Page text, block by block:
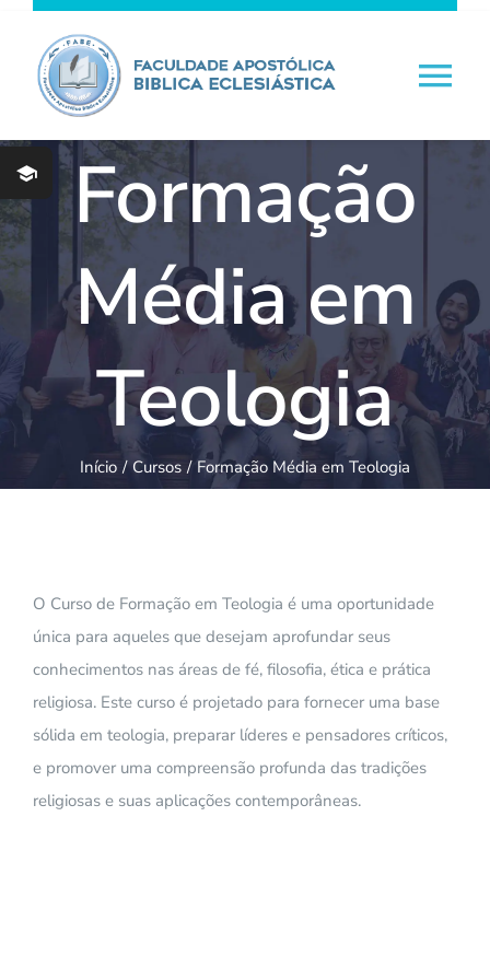
conteúdo
Cursos Livres
Formação
Média em
Teologia
Início Cursos Formação Média em Teologia
O Curso de Formação em Teologia é uma oportunidade
única para aqueles que desejam aprofundar seus
conhecimentos nas áreas de fé, filosofia, ética e prática
religiosa. Este curso é projetado para fornecer uma base
sólida em teologia, preparar líderes e pensadores críticos,
e promover uma compreensão profunda das tradições
religiosas e suas aplicações contemporâneas.